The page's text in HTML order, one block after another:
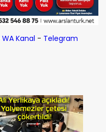
WA Kanal - Telegram